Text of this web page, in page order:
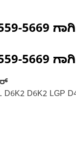
5669
5669
D6K2 D6K2 LGP